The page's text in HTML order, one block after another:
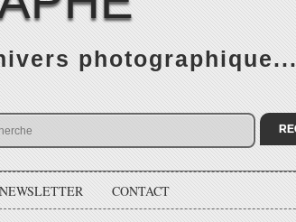
photographique...
NEWSLETTER CONTACT